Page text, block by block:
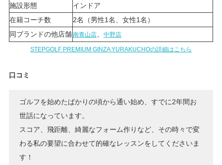
施設形態
インドア
在籍コーチ数
2名（男性1名、女性1名）
同ブランドの他店舗南青山店、 中野店
STEPGOLF PREMIUM GINZA YURAKUCHOの詳細はこちら
口コミ
ゴルフを始めたばかりの頃から通い始め、すでに2年間お
世話になっています。
スコア、飛距離、綺麗なフォーム作りなど、その時々で変
わる私の要望に合わせて的確なレッスンをしてくださいま
す！